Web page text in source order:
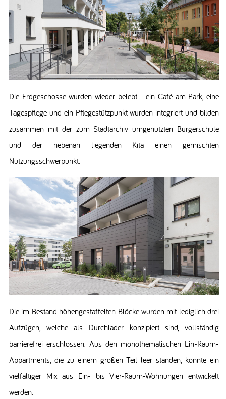
Die Erdgeschosse wurden wieder belebt - ein Café am Park, eine
Tagespflege und ein Pflegestützpunkt wurden integriert und bilden
zusammen mit der zum Stadtarchiv umgenutzten Bürgerschule
und der nebenan liegenden Kita einen gemischten
Nutzungsschwerpunkt.
Die im Bestand höhengestaffelten Blöcke wurden mit lediglich drei
Aufzügen, welche als Durchlader konzipiert sind, vollständig
barrierefrei erschlossen. Aus den monothematischen Ein-Raum-
Appartments, die zu einem großen Teil leer standen, konnte ein
vielfältiger Mix aus Ein- bis Vier-Raum-Wohnungen entwickelt
werden.